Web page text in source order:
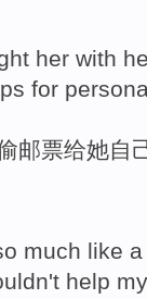
her with
for
邮票给她自
much like a
help